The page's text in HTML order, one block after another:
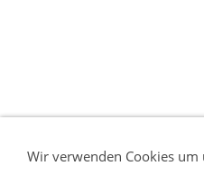
Wir verwenden Cookies